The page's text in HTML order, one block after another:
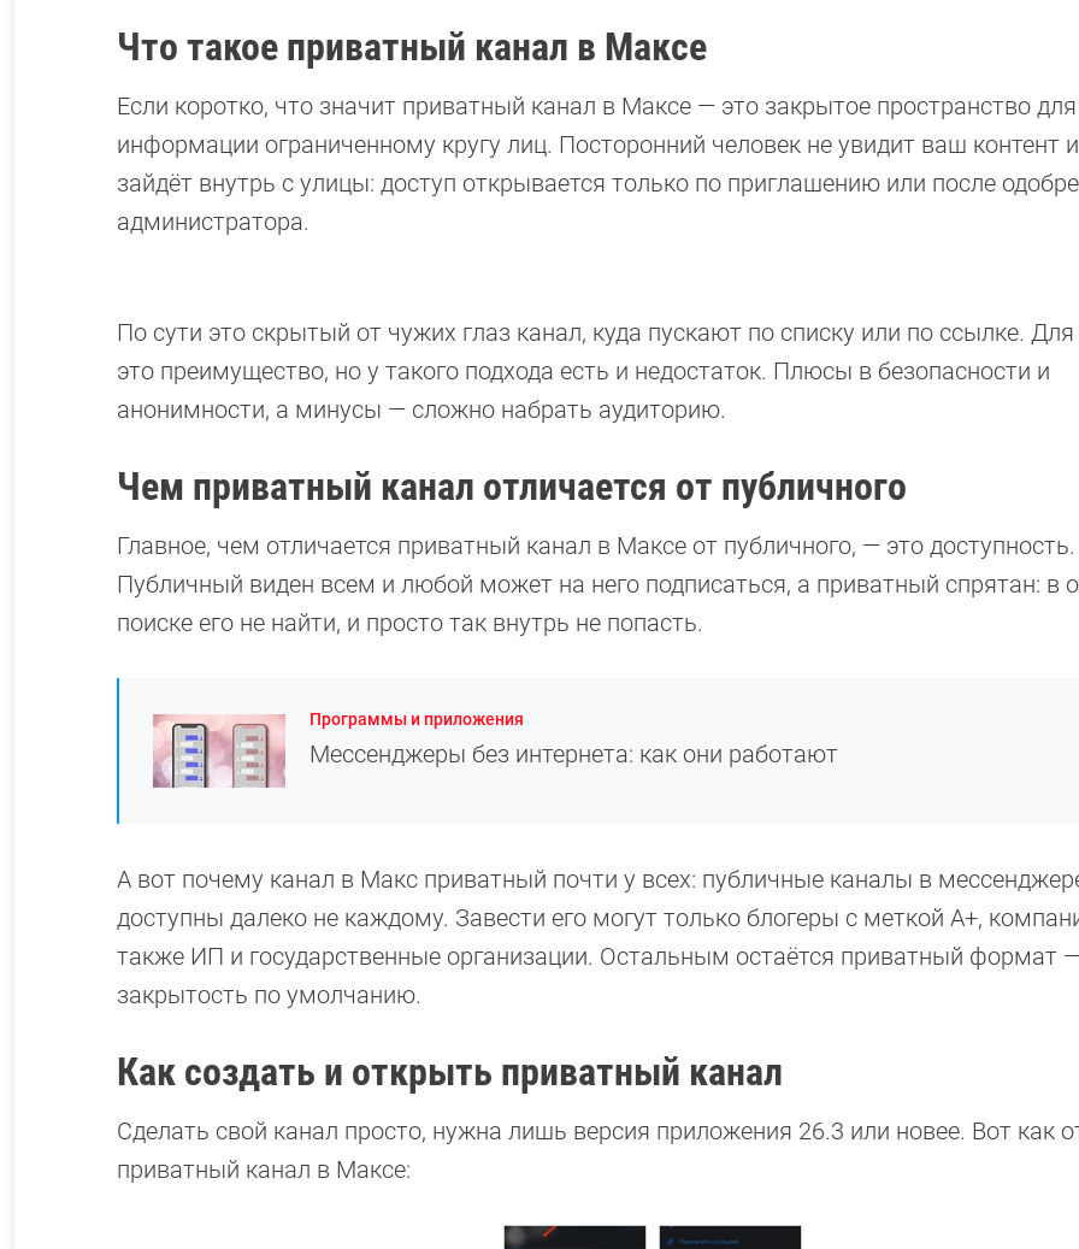
Что такое приватный канал в Максе
Если коротко, что значит приватный канал в Максе — это закрытое пространство
информации ограниченному кругу лиц. Посторонний человек не увидит ваш контент
зайдёт внутрь с улицы: доступ открывается только по приглашению или после
администратора.
По сути это скрытый от чужих глаз канал, куда пускают по списку или по ссылке. Для
это преимущество, но у такого подхода есть и недостаток. Плюсы в безопасности и
анонимности, а минусы — сложно набрать аудиторию.
Чем приватный канал отличается от публичного
Главное, чем отличается приватный канал в Максе от публичного, — это доступность.
Публичный виден всем и любой может на него подписаться, а приватный спрятан: в
поиске его не найти, и просто так внутрь не попасть.
Программы и приложения
Мессенджеры без интернета: как они работают
А вот почему канал в Макс приватный почти у всех: публичные каналы в
доступны далеко не каждому. Завести его могут только блогеры с меткой А+,
также ИП и государственные организации. Остальным остаётся приватный формат
закрытость по умолчанию.
Как создать и открыть приватный канал
Сделать свой канал просто, нужна лишь версия приложения 26.3 или новее. Вот как
приватный канал в Максе: